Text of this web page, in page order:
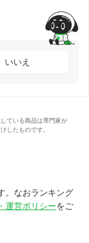
いいえ
ている商品は専門家が
したものです。
。なおランキング
運営ポリシーをご